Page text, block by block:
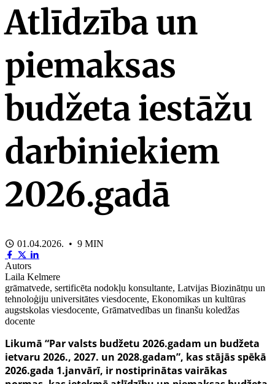
Atlīdzība un
piemaksas
budžeta iestāžu
darbiniekiem
2026.gadā
01.04.2026. • 9 MIN
Autors
Laila Kelmere
grāmatvede, sertificēta nodokļu konsultante, Latvijas Biozinātņu un
tehnoloģiju universitātes viesdocente, Ekonomikas un kultūras
augstskolas viesdocente, Grāmatvedības un finanšu koledžas
docente
Likumā “Par valsts budžetu 2026.gadam un budžeta
ietvaru 2026., 2027. un 2028.gadam”, kas stājās spēkā
2026.gada 1.janvārī, ir nostiprinātas vairākas